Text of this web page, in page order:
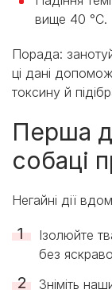
вище 40 °C.
Порада:
ці дані
токсину й
Перша
собаці
Негайні дії
Ізолюйте
без
Зніміть